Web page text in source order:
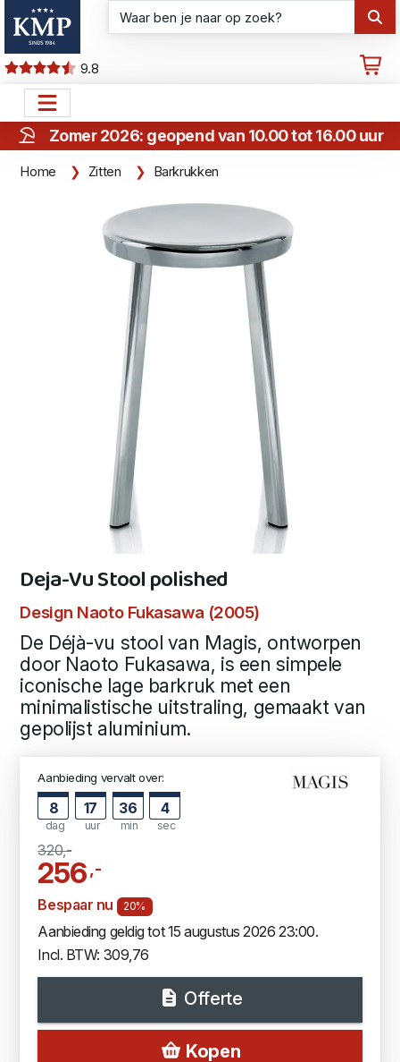
9.8
Zomer 2026: geopend van 10.00 tot 16.00 uur
Home Zitten Barkrukken
Deja-Vu Stool polished
Design Naoto Fukasawa (2005)
De Déjà-vu stool van Magis, ontworpen
door Naoto Fukasawa, is een simpele
iconische lage barkruk met een
minimalistische uitstraling, gemaakt van
gepolijst aluminium.
Aanbieding vervalt over:
8
dag
17
uur
36
min
3
sec
320,-
256,-
Bespaar nu 20%
Aanbieding geldig tot 15 augustus 2026 23:00.
Incl. BTW: 309,76
Offerte
Kopen